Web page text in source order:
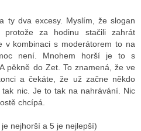
ty dva excesy. Myslím, že slogan
protože za hodinu stačili zahrát
v kombinaci s moderátorem to na
není. Mnohem horší je to s
pěkně do Zet. To znamená, že ve
a čekáte, že už začne někdo
nic. Je to tak na nahrávání. Nic
chcípá.
nejhorší a 5 je nejlepší)